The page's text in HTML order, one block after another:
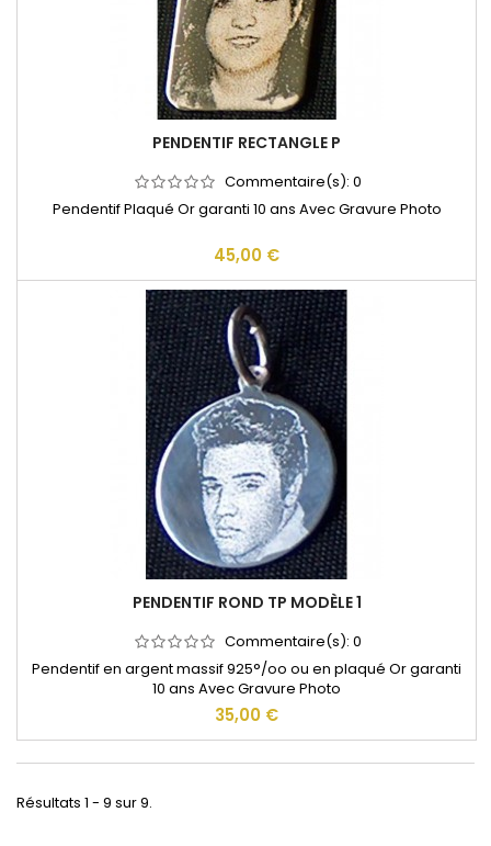
PENDENTIF RECTANGLE P
Commentaire(s): 0
Pendentif Plaqué Or garanti 10 ans Avec Gravure Photo
45,00 €
PENDENTIF ROND TP MODÈLE 1
Commentaire(s): 0
Pendentif en argent massif 925°/oo ou en plaqué Or garanti
10 ans Avec Gravure Photo
35,00 €
Résultats 1 - 9 sur 9.